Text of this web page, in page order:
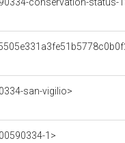
san-vigilio>
1>